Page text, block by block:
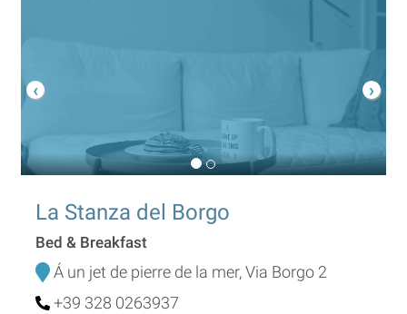
La Stanza del Borgo
Bed & Breakfast
Á un jet de pierre de la mer, Via Borgo 2
+39 328 0263937